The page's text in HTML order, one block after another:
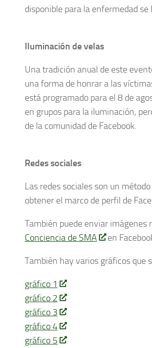
disponible para la enfermedad se
Iluminación de velas
Una tradición anual de este
una forma de honrar a las
está programado para el 8 de
en grupos para la iluminación,
de la comunidad de Facebook.
Redes sociales
Las redes sociales son un
obtener el marco de perfil de
También puede enviar imágenes
Conciencia de SMA
en
También hay varios gráficos que
gráfico 1
gráfico 2
gráfico 3
gráfico 4
gráfico 5